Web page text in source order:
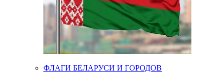
ФЛАГИ БЕЛАРУСИ И ГОРОДОВ